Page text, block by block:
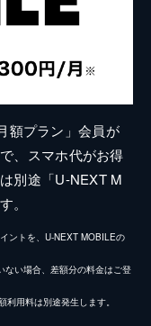
額プラン」会員が
、スマホ代がお得
別途「U-NEXT M
。
ントを、U-NEXT MOBILEの
ない場合、差額分の料金はご登
用料は別途発生します。